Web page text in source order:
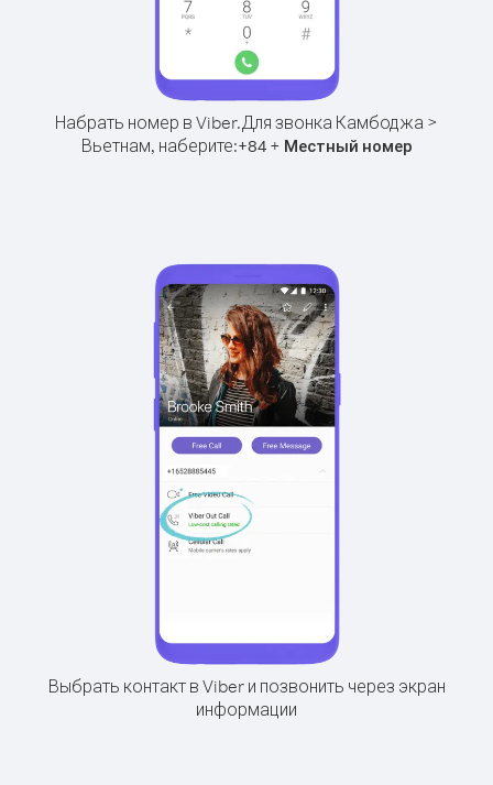
Набрать номер в Viber.Для звонка Камбоджа >
Вьетнам, наберите:+84+ Местный номер
Выбрать контакт в Viber и позвонить через экран
информации